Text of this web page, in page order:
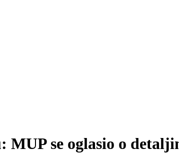
MUP se oglasio o